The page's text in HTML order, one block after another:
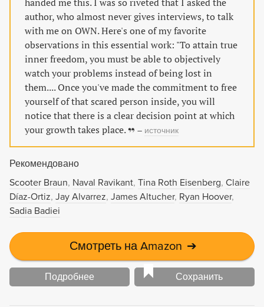
author, who almost never gives interviews, to talk
with me on OWN. Here's one of my favorite
observations in this essential work: "To attain true
inner freedom, you must be able to objectively
watch your problems instead of being lost in
them.... Once you've made the commitment to free
yourself of that scared person inside, you will
notice that there is a clear decision point at which
your growth takes place.
– источник
Рекомендовано
Scooter Braun Naval Ravikant Tina Roth Eisenberg Claire
Díaz-Ortiz Jay Alvarrez James Altucher Ryan Hoover
Sadia Badiei
Смотреть на Amazon ➔
Подробнее Сохранить